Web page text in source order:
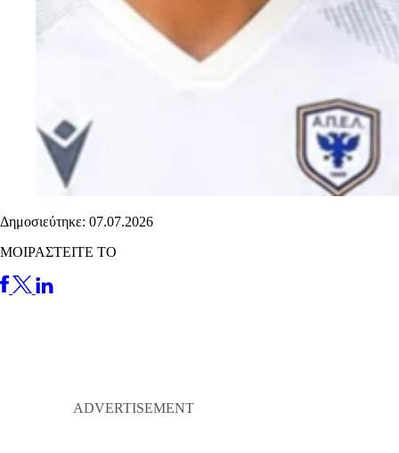
Δημοσιεύτηκε: 07.07.2026
ΜΟΙΡΑΣΤΕΙΤΕ ΤΟ